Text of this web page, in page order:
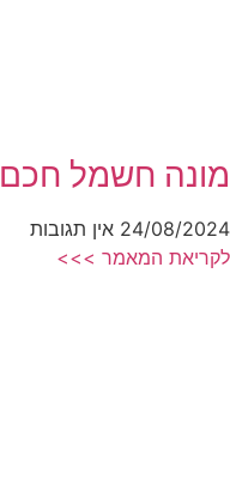
מונה חשמל חכם
24/08/2024 אין תגובות
לקריאת המאמר >>>